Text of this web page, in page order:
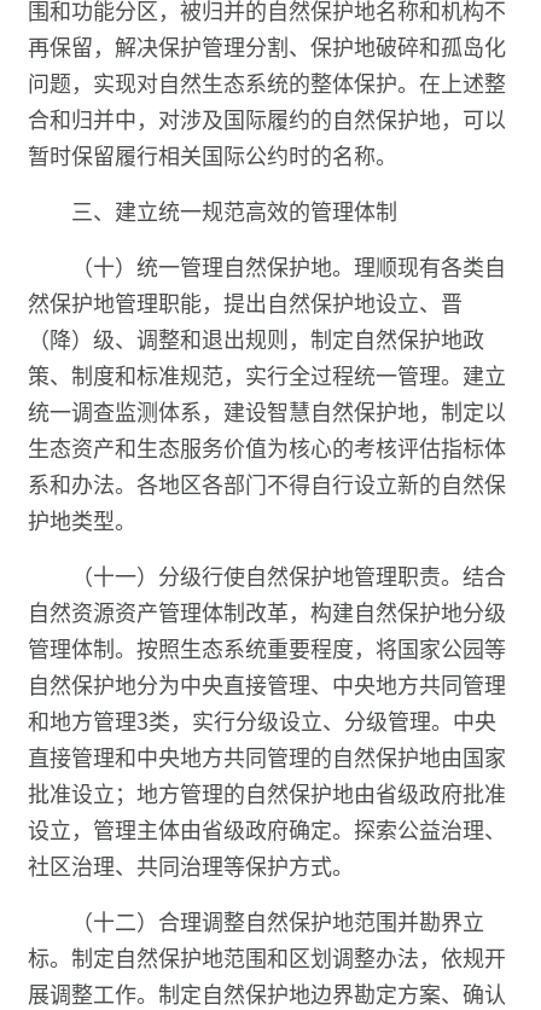
围和功能分区，被归并的自然保护地名称和机构不
再保留，解决保护管理分割、保护地破碎和孤岛化
问题，实现对自然生态系统的整体保护。在上述整
合和归并中，对涉及国际履约的自然保护地，可以
暂时保留履行相关国际公约时的名称。
三、建立统一规范高效的管理体制
（十）统一管理自然保护地。理顺现有各类自
然保护地管理职能，提出自然保护地设立、晋
（降）级、调整和退出规则，制定自然保护地政
策、制度和标准规范，实行全过程统一管理。建立
统一调查监测体系，建设智慧自然保护地，制定以
生态资产和生态服务价值为核心的考核评估指标体
系和办法。各地区各部门不得自行设立新的自然保
护地类型。
（十一）分级行使自然保护地管理职责。结合
自然资源资产管理体制改革，构建自然保护地分级
管理体制。按照生态系统重要程度，将国家公园等
自然保护地分为中央直接管理、中央地方共同管理
和地方管理3类，实行分级设立、分级管理。中央
直接管理和中央地方共同管理的自然保护地由国家
批准设立；地方管理的自然保护地由省级政府批准
设立，管理主体由省级政府确定。探索公益治理、
社区治理、共同治理等保护方式。
（十二）合理调整自然保护地范围并勘界立
标。制定自然保护地范围和区划调整办法，依规开
展调整工作。制定自然保护地边界勘定方案、确认